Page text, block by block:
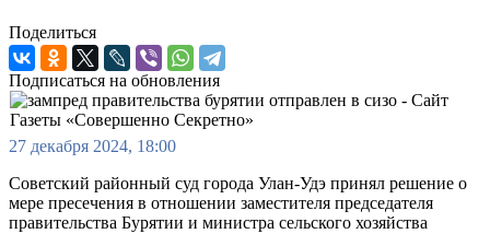
Поделиться
Подписаться на обновления
27 декабря 2024, 18:00
Советский районный суд города Улан-Удэ принял решение о
мере пресечения в отношении заместителя председателя
правительства Бурятии и министра сельского хозяйства